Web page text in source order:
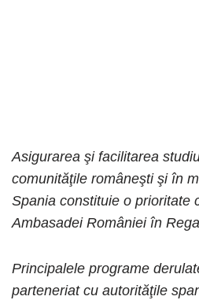
Asigurarea şi facilitarea
comunităţile româneşti şi în
Spania constituie o prioritate
Ambasadei României în
Principalele programe
parteneriat cu autorităţile